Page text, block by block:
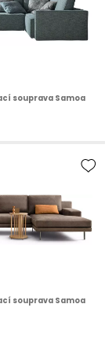
souprava Samoa
souprava Samoa